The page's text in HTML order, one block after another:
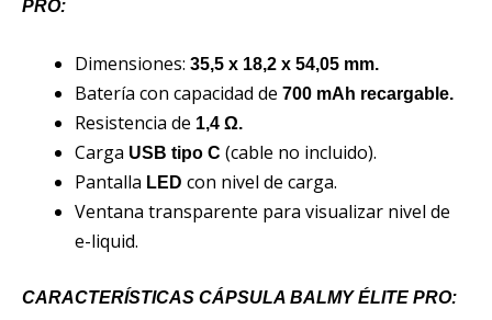
PRO:
Dimensiones: 35,5 x 18,2 x 54,05 mm.
Batería con capacidad de 700 mAh recargable.
Resistencia de 1,4 Ω.
Carga USB tipo C (cable no incluido).
Pantalla LED con nivel de carga.
Ventana transparente para visualizar nivel de
e-liquid.
CARACTERÍSTICAS CÁPSULA BALMY ÉLITE PRO: